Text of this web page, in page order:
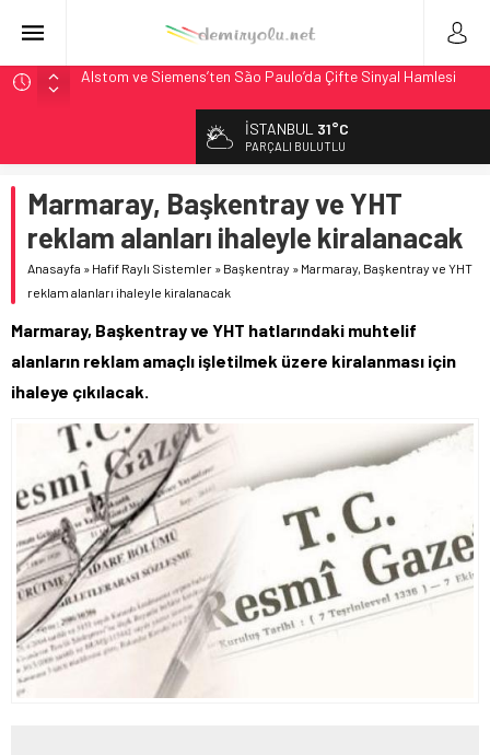
Siemens ve Stadler’dan Berlin S-Bahn’a 350 Trenlik Dev
Japonya Maglev Onayı: Bütçe 11 Trilyon Yen, Hedef 2036
Toronto Metrosu’nda Kapasite %40 Artıyor: Hitachi Rail
Metrolinx’in 604 Milyon CAD’lik Toronto Uzatmasında Kazı
Başladı
Alstom ve Siemens’ten São Paulo’da Çifte Sinyal Hamlesi
İSTANBUL 31°C
PARÇALI BULUTLU
Marmaray, Başkentray ve YHT
reklam alanları ihaleyle kiralanacak
Anasayfa » Hafif Raylı Sistemler » Başkentray » Marmaray, Başkentray ve YHT
reklam alanları ihaleyle kiralanacak
Marmaray, Başkentray ve YHT hatlarındaki muhtelif
alanların reklam amaçlı işletilmek üzere kiralanması için
ihaleye çıkılacak.